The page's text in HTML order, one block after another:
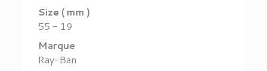
Size ( mm )
55 - 19
Marque
Ray-Ban